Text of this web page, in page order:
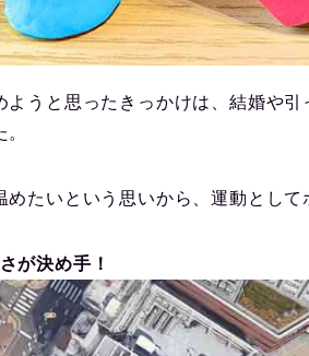
ようと思ったきっかけは、結婚や
めたいという思いから、運動として
が決め手！